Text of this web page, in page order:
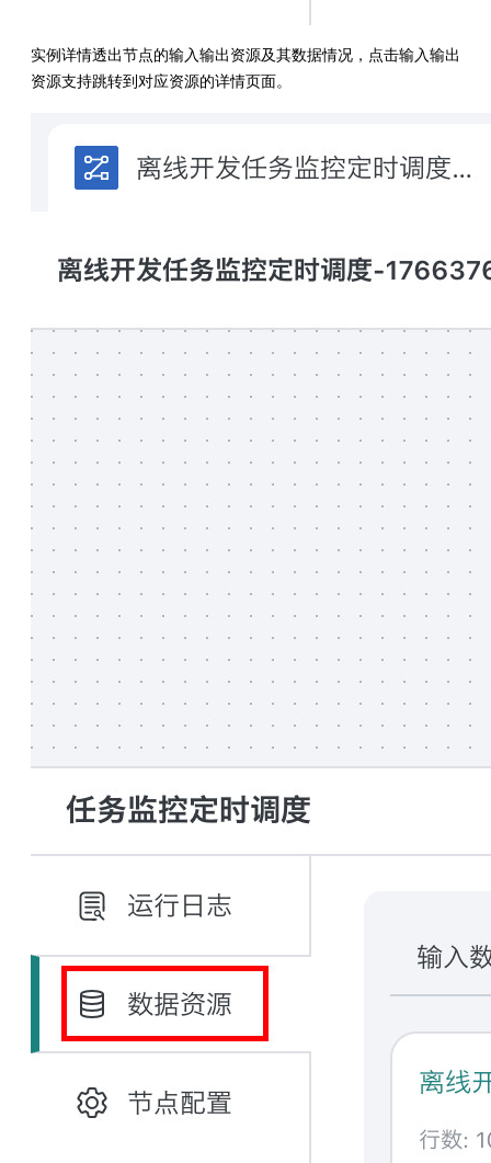
实例详情透出节点的输入输出资源及其数据情况，点击输入输出
资源支持跳转到对应资源的详情页面。